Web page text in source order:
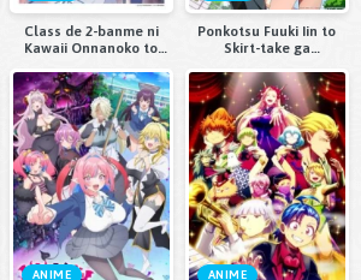
Class de 2-banme ni
Kawaii Onnanoko to
Ponkotsu Fuuki Iin to
Skirt-take ga
Hanashi
ANIME ANIME